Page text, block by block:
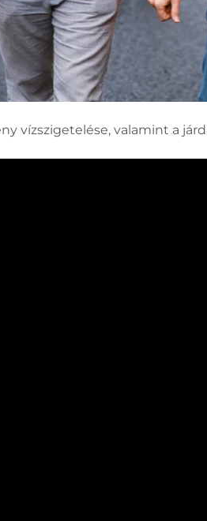
vízszigetelése, valamint a